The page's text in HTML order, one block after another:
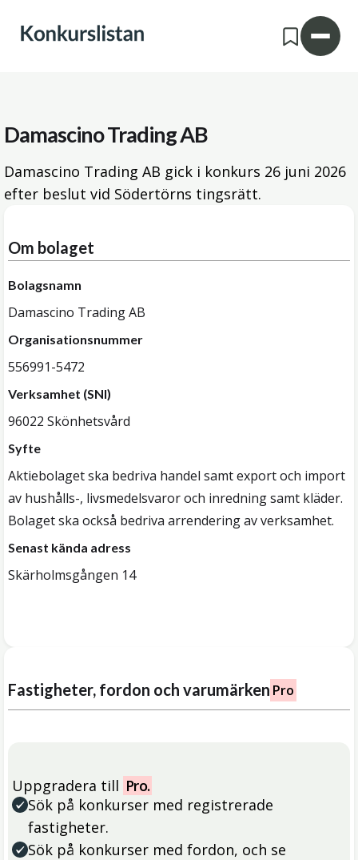
Damascino Trading AB
Damascino Trading AB gick i konkurs 26 juni 2026
efter beslut vid Södertörns tingsrätt.
Om bolaget
Bolagsnamn
Damascino Trading AB
Organisationsnummer
556991-5472
Verksamhet (SNI)
96022 Skönhetsvård
Syfte
Aktiebolaget ska bedriva handel samt export och import
av hushålls-, livsmedelsvaror och inredning samt kläder.
Bolaget ska också bedriva arrendering av verksamhet.
Senast kända adress
Skärholmsgången 14
Fastigheter, fordon och varumärken Pro
Uppgradera till Pro.
Sök på konkurser med registrerade
fastigheter.
Sök på konkurser med fordon, och se